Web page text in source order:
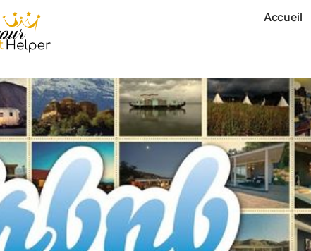
Accueil